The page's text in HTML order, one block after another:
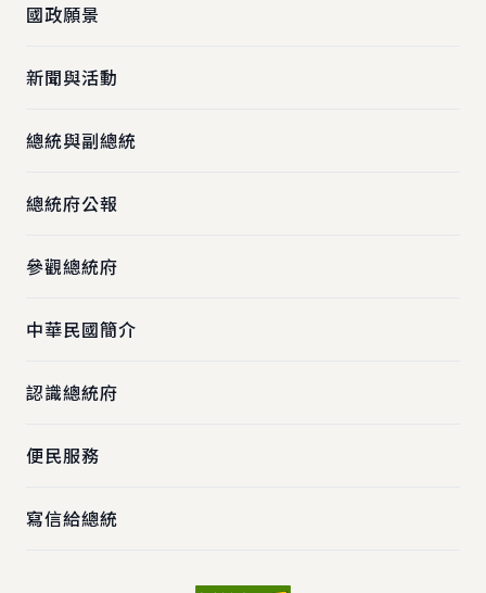
國政願景
新聞與活動
總統與副總統
總統府公報
參觀總統府
中華民國簡介
認識總統府
便民服務
寫信給總統